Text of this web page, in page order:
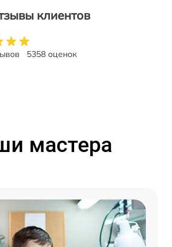
клиентов
5358 оценок
мастера